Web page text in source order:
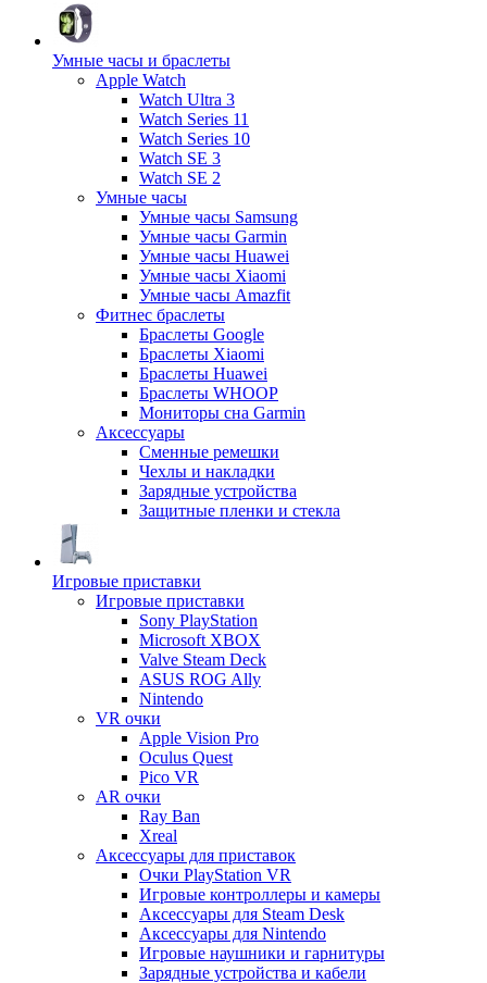
Умные часы и браслеты
Apple Watch
Watch Ultra 3
Watch Series 11
Watch Series 10
Watch SE 3
Watch SE 2
Умные часы
Умные часы Samsung
Умные часы Garmin
Умные часы Huawei
Умные часы Xiaomi
Умные часы Amazfit
Фитнес браслеты
Браслеты Google
Браслеты Xiaomi
Браслеты Huawei
Браслеты WHOOP
Мониторы сна Garmin
Аксессуары
Сменные ремешки
Чехлы и накладки
Зарядные устройства
Защитные пленки и стекла
Игровые приставки
Игровые приставки
Sony PlayStation
Microsoft XBOX
Valve Steam Deck
ASUS ROG Ally
Nintendo
VR очки
Apple Vision Pro
Oculus Quest
Pico VR
AR очки
Ray Ban
Xreal
Аксессуары для приставок
Очки PlayStation VR
Игровые контроллеры и камеры
Аксессуары для Steam Desk
Аксессуары для Nintendo
Игровые наушники и гарнитуры
Зарядные устройства и кабели